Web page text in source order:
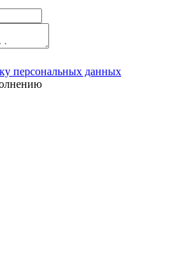
персональных данных